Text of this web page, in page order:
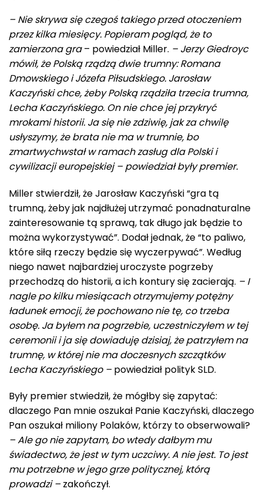
– Nie skrywa się czegoś takiego przed otoczeniem
przez kilka miesięcy. Popieram pogląd, że to
zamierzona gra– powiedział Miller. – Jerzy Giedroyc
mówił, że Polską rządzą dwie trumny: Romana
Dmowskiego i Józefa Piłsudskiego. Jarosław
Kaczyński chce, żeby Polską rządziła trzecia trumna,
Lecha Kaczyńskiego. On nie chce jej przykryć
mrokami historii. Ja się nie zdziwię, jak za chwilę
usłyszymy, że brata nie ma w trumnie, bo
zmartwychwstał w ramach zasług dla Polski i
cywilizacji europejskiej – powiedział były premier.
Miller stwierdził, że Jarosław Kaczyński “gra tą
trumną, żeby jak najdłużej utrzymać ponadnaturalne
zainteresowanie tą sprawą, tak długo jak będzie to
można wykorzystywać”. Dodał jednak, że “to paliwo,
które siłą rzeczy będzie się wyczerpywać”. Według
niego nawet najbardziej uroczyste pogrzeby
przechodzą do historii, a ich kontury się zacierają. – I
nagle po kilku miesiącach otrzymujemy potężny
ładunek emocji, że pochowano nie tę, co trzeba
osobę. Ja byłem na pogrzebie, uczestniczyłem w tej
ceremonii i ja się dowiaduję dzisiaj, że patrzyłem na
trumnę, w której nie ma doczesnych szczątków
Lecha Kaczyńskiego – powiedział polityk SLD.
Były premier stwiedził, że mógłby się zapytać:
dlaczego Pan mnie oszukał Panie Kaczyński, dlaczego
Pan oszukał miliony Polaków, którzy to obserwowali?
– Ale go nie zapytam, bo wtedy dałbym mu
świadectwo, że jest w tym uczciwy. A nie jest. To jest
mu potrzebne w jego grze politycznej, którą
prowadzi – zakończył.